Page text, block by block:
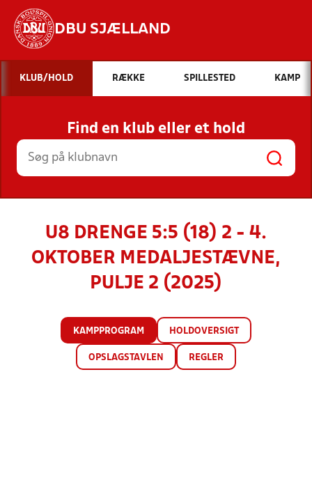
DBU SJÆLLAND
Hvad vil du søge efter?
INDHOLD OG NYHEDER
STILLINGER, RESULTATER, KLUBBER OG
HOLD
KLUB/HOLD RÆKKE SPILLESTED KAMP
Find en klub eller et hold
U8 DRENGE 5:5 (18) 2 - 4.
OKTOBER MEDALJESTÆVNE,
PULJE 2 (2025)
KAMPPROGRAM HOLDOVERSIGT
OPSLAGSTAVLEN REGLER